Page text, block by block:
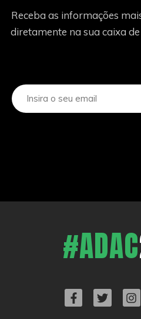
Receba as informações
diretamente na sua caixa
#ADAC